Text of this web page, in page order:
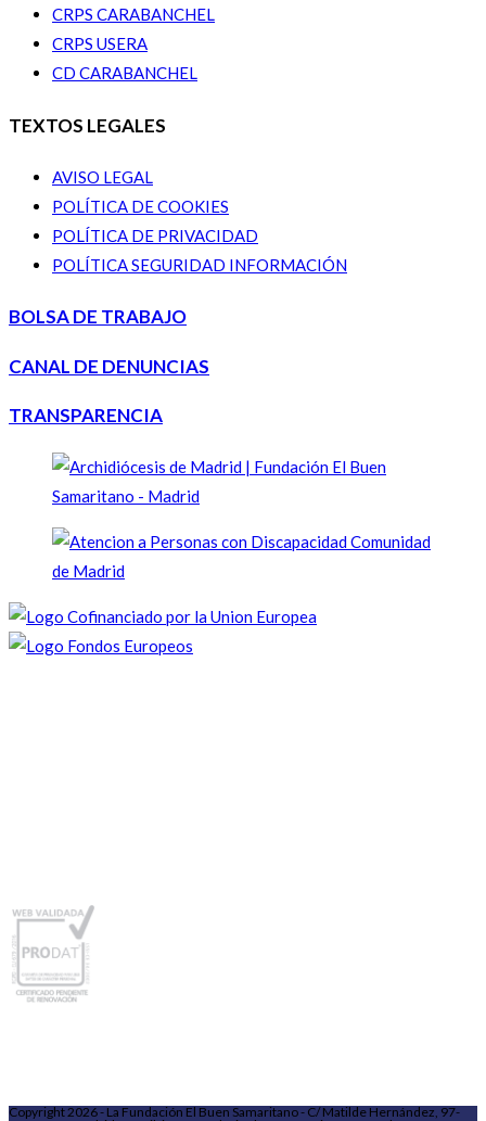
CRPS CARABANCHEL
CRPS USERA
CD CARABANCHEL
TEXTOS LEGALES
AVISO LEGAL
POLÍTICA DE COOKIES
POLÍTICA DE PRIVACIDAD
POLÍTICA SEGURIDAD INFORMACIÓN
BOLSA DE TRABAJO
CANAL DE DENUNCIAS
TRANSPARENCIA
Copyright 2026 - La Fundación El Buen Samaritano - C/ Matilde Hernández, 97-